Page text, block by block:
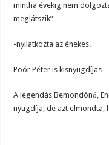
mintha évekig nem
meglátszik”
-nyilatkozta az énekes.
Poór Péter is kisnyugdíjas
A legendás Bemondónő,
nyugdíja, de azt elmondta,